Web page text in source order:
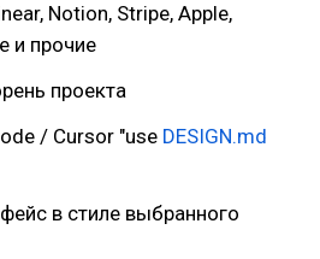
Notion, Stripe, Apple,
и прочие
проекта
/ Cursor "use DESIGN.md
в стиле выбранного